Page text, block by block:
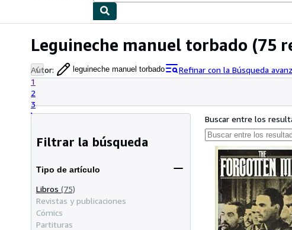
Leguineche manuel torbado (75
Autor: leguineche manuel torbado
Refinar con la Búsqueda
1
2
3
Filtrar la búsqueda
Tipo de artículo
Libros (75)
Revistas y publicaciones
Cómics
Partituras
Buscar entre los